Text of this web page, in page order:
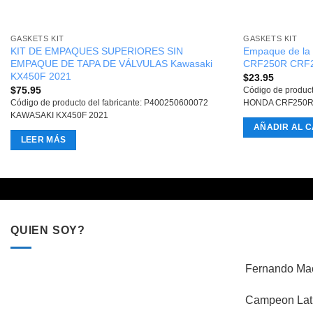
GASKETS KIT
KIT DE EMPAQUES SUPERIORES SIN
EMPAQUE DE TAPA DE VÁLVULAS Kawasaki
KX450F 2021
$75.95
Código de producto del fabricante: P400250600072
KAWASAKI KX450F 2021
LEER MÁS
GASKETS KIT
Empaque de
CRF250R
$23.95
Código de
HONDA
AÑADIR AL
QUIEN SOY?
Fernando
Campeon